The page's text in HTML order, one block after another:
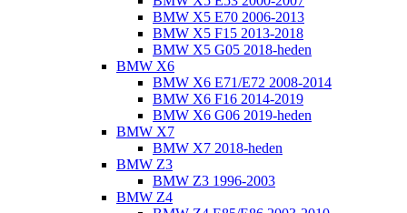
BMW X5 E70 2006-2013
BMW X5 F15 2013-2018
BMW X5 G05 2018-heden
BMW X6
BMW X6 E71/E72 2008-2014
BMW X6 F16 2014-2019
BMW X6 G06 2019-heden
BMW X7
BMW X7 2018-heden
BMW Z3
BMW Z3 1996-2003
BMW Z4